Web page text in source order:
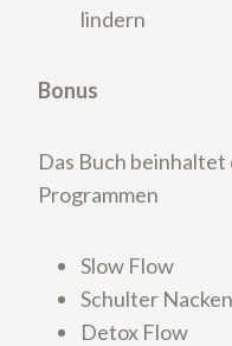
lindern
Bonus
Das Buch
Programmen
Slow Flow
Schulter
Detox Flow